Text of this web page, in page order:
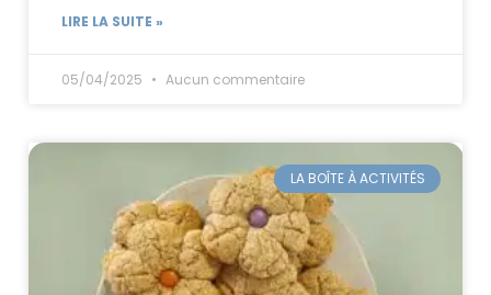
LIRE LA SUITE »
05/04/2025 Aucun commentaire
LA BOÎTE À ACTIVITÉS